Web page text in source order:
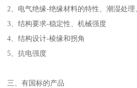
2、电气绝缘-绝缘材料的特性、潮湿处理
3、结构要求-稳定性、机械强度
4、结构设计-棱缘和拐角
5、抗电强度
三、有国标的产品